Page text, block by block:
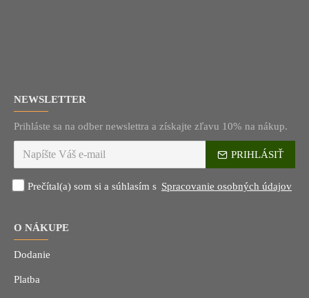
NEWSLETTER
Prihláste sa na odber newslettra a získajte zľavu 10% na nákup.
PRIHLÁSIŤ
Prečítal(a) som si a súhlasím s Spracovanie osobných údajov
O NÁKUPE
Dodanie
Platba